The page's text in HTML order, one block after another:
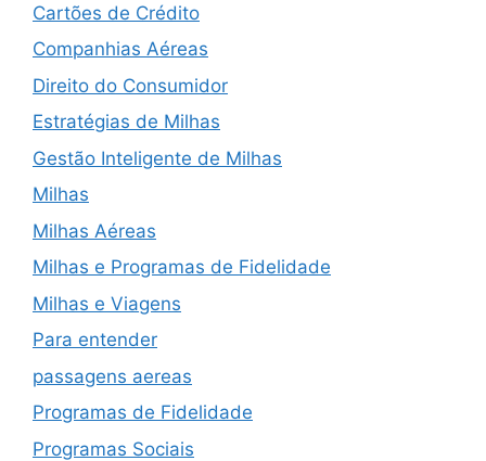
Cartões de Crédito
Companhias Aéreas
Direito do Consumidor
Estratégias de Milhas
Gestão Inteligente de Milhas
Milhas
Milhas Aéreas
Milhas e Programas de Fidelidade
Milhas e Viagens
Para entender
passagens aereas
Programas de Fidelidade
Programas Sociais